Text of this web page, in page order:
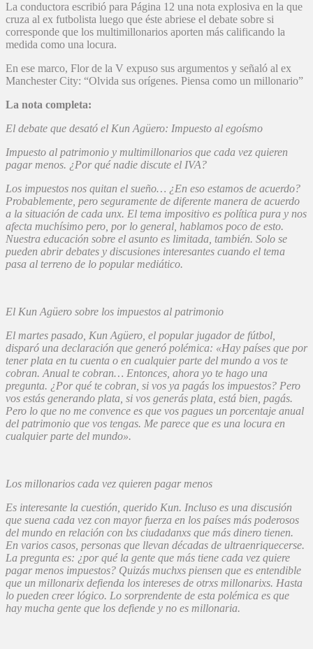
La conductora escribió para Página 12 una nota explosiva en la que
cruza al ex futbolista luego que éste abriese el debate sobre si
corresponde que los multimillonarios aporten más calificando la
medida como una locura.
En ese marco, Flor de la V expuso sus argumentos y señaló al ex
Manchester City: “Olvida sus orígenes. Piensa como un millonario”
La nota completa:
El debate que desató el Kun Agüero: Impuesto al egoísmo
Impuesto al patrimonio y multimillonarios que cada vez quieren
pagar menos. ¿Por qué nadie discute el IVA?
Los impuestos nos quitan el sueño… ¿En eso estamos de acuerdo?
Probablemente, pero seguramente de diferente manera de acuerdo
a la situación de cada unx. El tema impositivo es política pura y nos
afecta muchísimo pero, por lo general, hablamos poco de esto.
Nuestra educación sobre el asunto es limitada, también. Solo se
pueden abrir debates y discusiones interesantes cuando el tema
pasa al terreno de lo popular mediático.
El Kun Agüero sobre los impuestos al patrimonio
El martes pasado, Kun Agüero, el popular jugador de fútbol,
disparó una declaración que generó polémica: «Hay países que por
tener plata en tu cuenta o en cualquier parte del mundo a vos te
cobran. Anual te cobran… Entonces, ahora yo te hago una
pregunta. ¿Por qué te cobran, si vos ya pagás los impuestos? Pero
vos estás generando plata, si vos generás plata, está bien, pagás.
Pero lo que no me convence es que vos pagues un porcentaje anual
del patrimonio que vos tengas. Me parece que es una locura en
cualquier parte del mundo».
Los millonarios cada vez quieren pagar menos
Es interesante la cuestión, querido Kun. Incluso es una discusión
que suena cada vez con mayor fuerza en los países más poderosos
del mundo en relación con lxs ciudadanxs que más dinero tienen.
En varios casos, personas que llevan décadas de ultraenriquecerse.
La pregunta es: ¿por qué la gente que más tiene cada vez quiere
pagar menos impuestos? Quizás muchxs piensen que es entendible
que un millonarix defienda los intereses de otrxs millonarixs. Hasta
lo pueden creer lógico. Lo sorprendente de esta polémica es que
hay mucha gente que los defiende y no es millonaria.